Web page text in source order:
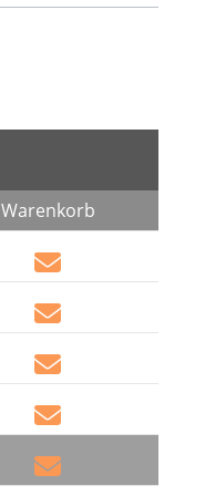
Warenkorb